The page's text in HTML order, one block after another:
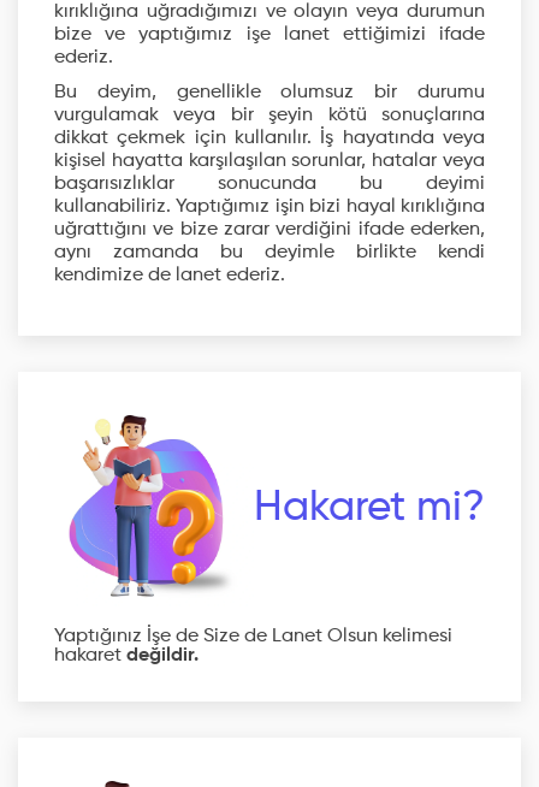
kırıklığına uğradığımızı ve olayın veya durumun
bize ve yaptığımız işe lanet ettiğimizi ifade
ederiz.
Bu deyim, genellikle olumsuz bir durumu
vurgulamak veya bir şeyin kötü sonuçlarına
dikkat çekmek için kullanılır. İş hayatında veya
kişisel hayatta karşılaşılan sorunlar, hatalar veya
başarısızlıklar sonucunda bu deyimi
kullanabiliriz. Yaptığımız işin bizi hayal kırıklığına
uğrattığını ve bize zarar verdiğini ifade ederken,
aynı zamanda bu deyimle birlikte kendi
kendimize de lanet ederiz.
Hakaret mi?
Yaptığınız İşe de Size de Lanet Olsun kelimesi
hakaret değildir.